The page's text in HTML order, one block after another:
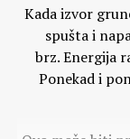
administrativnu
ekskluzivni
Kada izvor
spušta i
brz. Energija
Ponekad i